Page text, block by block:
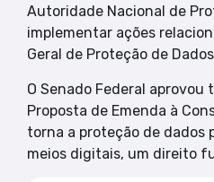
Autoridade Nacional de
implementar ações
Geral de Proteção de
O Senado Federal aprovou
Proposta de Emenda à
torna a proteção de dados
meios digitais, um direito